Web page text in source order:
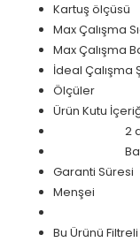
Kartuş ölçüsü
Max Çalışma
Max Çalışma
İdeal Çalışma
Ölçüler
Ürün Kutu
2
Garanti
Menşei
:
Bu Ürünü